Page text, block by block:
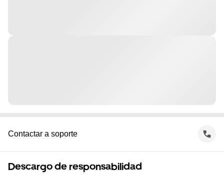
Contactar a soporte
Descargo de responsabilidad